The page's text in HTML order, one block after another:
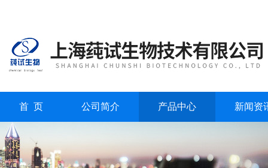
首 页 公司简介 产品中心 新闻资